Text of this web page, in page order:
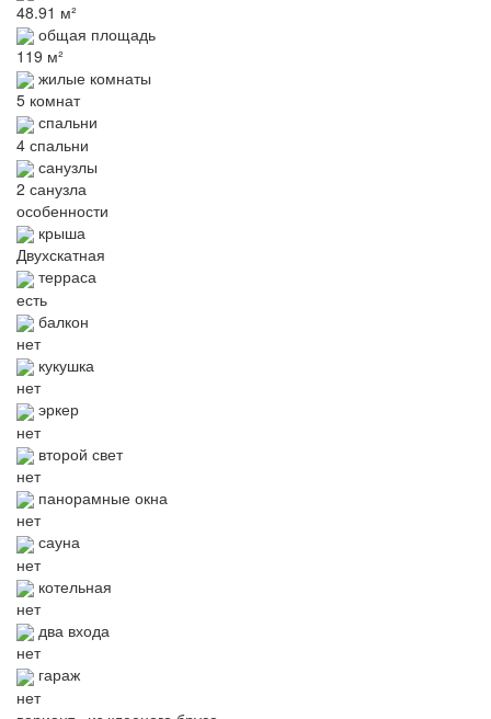
48.91 м²
общая площадь
119 м²
жилые комнаты
5 комнат
спальни
4 спальни
санузлы
2 санузла
особенности
крыша
Двухскатная
терраса
есть
балкон
нет
кукушка
нет
эркер
нет
второй свет
нет
панорамные окна
нет
сауна
нет
котельная
нет
два входа
нет
гараж
нет